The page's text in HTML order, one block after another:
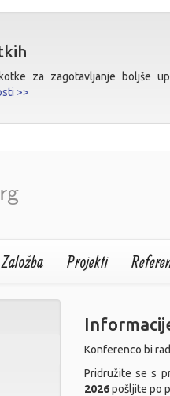
za zagotavljanje boljše
>>
Založba Projekti
Konferenco bi
Pridružite se s
2026pošljite po